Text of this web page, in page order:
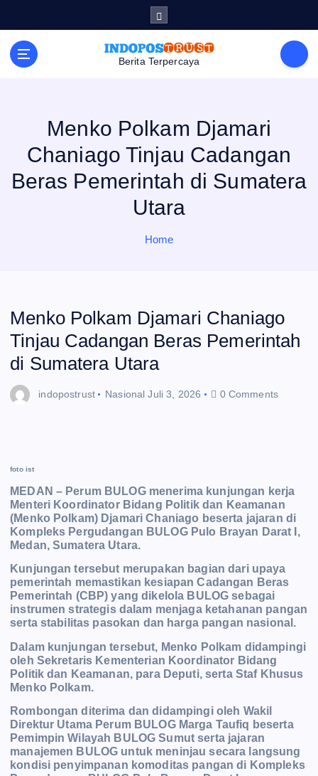
i
Berita Terpercaya
Menko Polkam Djamari
Chaniago Tinjau Cadangan
Beras Pemerintah di Sumatera
Utara
Home
Menko Polkam Djamari Chaniago
Tinjau Cadangan Beras Pemerintah
di Sumatera Utara
indopostrust Nasional Juli 3, 2026 0 Comments
foto ist
MEDAN – Perum BULOG menerima kunjungan kerja
Menteri Koordinator Bidang Politik dan Keamanan
(Menko Polkam) Djamari Chaniago beserta jajaran di
Kompleks Pergudangan BULOG Pulo Brayan Darat I,
Medan, Sumatera Utara.
Kunjungan tersebut merupakan bagian dari upaya
pemerintah memastikan kesiapan Cadangan Beras
Pemerintah (CBP) yang dikelola BULOG sebagai
instrumen strategis dalam menjaga ketahanan pangan
serta stabilitas pasokan dan harga pangan nasional.
Dalam kunjungan tersebut, Menko Polkam didampingi
oleh Sekretaris Kementerian Koordinator Bidang
Politik dan Keamanan, para Deputi, serta Staf Khusus
Menko Polkam.
Rombongan diterima dan didampingi oleh Wakil
Direktur Utama Perum BULOG Marga Taufiq beserta
Pemimpin Wilayah BULOG Sumut serta jajaran
manajemen BULOG untuk meninjau secara langsung
kondisi penyimpanan komoditas pangan di Kompleks